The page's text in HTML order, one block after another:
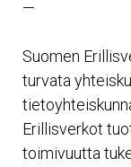
—
Suomen
turvata
Erillisverkot
toimivuutta